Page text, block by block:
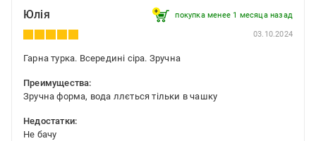
Юлія покупка менее 1 месяца назад
03.10.2024
Гарна турка. Всередині сіра. Зручна
Преимущества:
Зручна форма, вода ллється тільки в чашку
Недостатки:
Не бачу